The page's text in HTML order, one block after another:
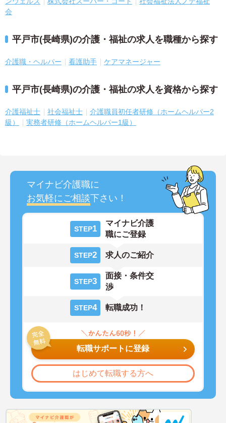
会
平戸市(長崎県)の介護・福祉の求人を職種から探す
介護職・ヘルパー 看護助手 ケアマネージャー
平戸市(長崎県)の介護・福祉の求人を資格から探す
介護福祉士 社会福祉士
介護職員初任者研修（ホームヘルパー2
級）
実務者研修（ホームヘルパー1級）
マイナビ介護職に
お気軽にご相談下さい！
STEP1
マイナビ介護
職にご登録
STEP2 求人のご紹介
STEP3
面接・条件交
渉
STEP4 転職成功！
転職サポートに登録
はじめて転職する方へ